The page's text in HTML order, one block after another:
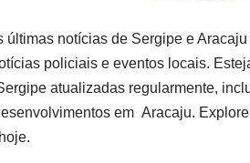
últimas notícias de Sergipe eAracaju
policiais e eventos locais.
atualizadas regularmente,
em Aracaju.